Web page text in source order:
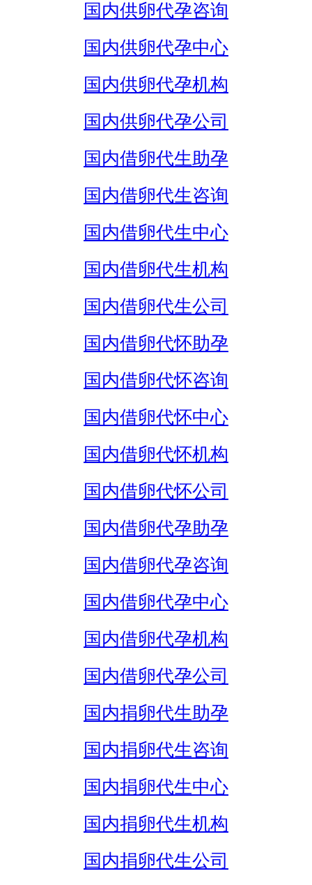
国内供卵代孕咨询
国内供卵代孕中心
国内供卵代孕机构
国内供卵代孕公司
国内借卵代生助孕
国内借卵代生咨询
国内借卵代生中心
国内借卵代生机构
国内借卵代生公司
国内借卵代怀助孕
国内借卵代怀咨询
国内借卵代怀中心
国内借卵代怀机构
国内借卵代怀公司
国内借卵代孕助孕
国内借卵代孕咨询
国内借卵代孕中心
国内借卵代孕机构
国内借卵代孕公司
国内捐卵代生助孕
国内捐卵代生咨询
国内捐卵代生中心
国内捐卵代生机构
国内捐卵代生公司